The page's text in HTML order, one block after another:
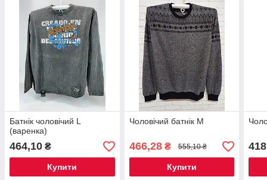
Батнік чоловічий L
(варенка)
464,10 ₴
Купити
Чоловічий батнік M
466,28₴ 555,10 ₴
Купити